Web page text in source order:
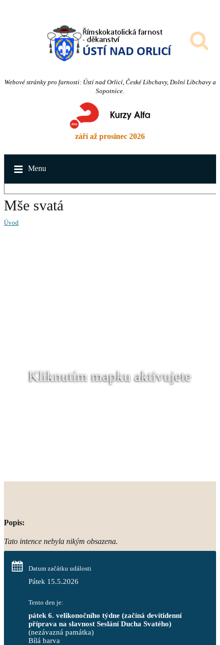
Webové stránky pro farnosti: Ústí nad Orlicí, České Libchavy, Dolní Libchavy a
Sopotnice.
září až prosinec 2026
Menu
Mše svatá
Úvod
Kliknutím mapku aktivujete
Popis:
Tato intence nebyla nikým obsazena.
Datum začátku události
Pátek 15.5.2026
Tento den je:
pátek 6. velikonočního týdne (začíná devítidenní
příprava na slavnost Seslání Ducha Svatého)
(nezávazná památka)
Bílá barva